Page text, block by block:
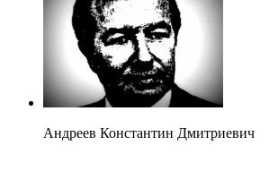
Андреев Константин Дмитриевич